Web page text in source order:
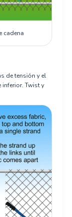
cadena
de tensión y el
inferior. Twist y